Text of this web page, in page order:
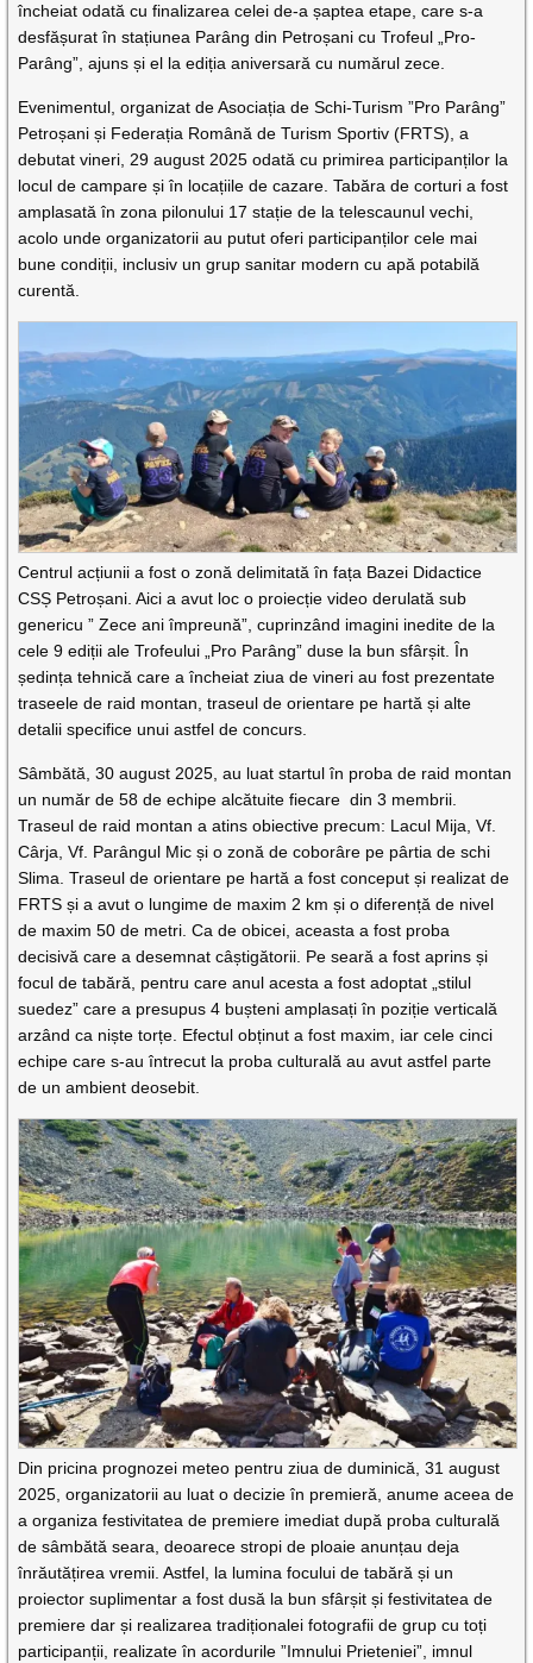
încheiat odată cu finalizarea celei de-a șaptea etape, care s-a
desfășurat în stațiunea Parâng din Petroșani cu Trofeul „Pro-
Parâng”, ajuns și el la ediția aniversară cu numărul zece.
Evenimentul, organizat de Asociația de Schi-Turism ”Pro Parâng”
Petroșani și Federația Română de Turism Sportiv (FRTS), a
debutat vineri, 29 august 2025 odată cu primirea participanților la
locul de campare și în locațiile de cazare. Tabăra de corturi a fost
amplasată în zona pilonului 17 stație de la telescaunul vechi,
acolo unde organizatorii au putut oferi participanților cele mai
bune condiții, inclusiv un grup sanitar modern cu apă potabilă
curentă.
Centrul acțiunii a fost o zonă delimitată în fața Bazei Didactice
CSȘ Petroșani. Aici a avut loc o proiecție video derulată sub
genericu ” Zece ani împreună”, cuprinzând imagini inedite de la
cele 9 ediții ale Trofeului „Pro Parâng” duse la bun sfârșit. În
ședința tehnică care a încheiat ziua de vineri au fost prezentate
traseele de raid montan, traseul de orientare pe hartă și alte
detalii specifice unui astfel de concurs.
Sâmbătă, 30 august 2025, au luat startul în proba de raid montan
un număr de 58 de echipe alcătuite fiecare din 3 membrii.
Traseul de raid montan a atins obiective precum: Lacul Mija, Vf.
Cârja, Vf. Parângul Mic și o zonă de coborâre pe pârtia de schi
Slima. Traseul de orientare pe hartă a fost conceput și realizat de
FRTS și a avut o lungime de maxim 2 km și o diferență de nivel
de maxim 50 de metri. Ca de obicei, aceasta a fost proba
decisivă care a desemnat câștigătorii. Pe seară a fost aprins și
focul de tabără, pentru care anul acesta a fost adoptat „stilul
suedez” care a presupus 4 bușteni amplasați în poziție verticală
arzând ca niște torțe. Efectul obținut a fost maxim, iar cele cinci
echipe care s-au întrecut la proba culturală au avut astfel parte
de un ambient deosebit.
Din pricina prognozei meteo pentru ziua de duminică, 31 august
2025, organizatorii au luat o decizie în premieră, anume aceea de
a organiza festivitatea de premiere imediat după proba culturală
de sâmbătă seara, deoarece stropi de ploaie anunțau deja
înrăutățirea vremii. Astfel, la lumina focului de tabără și un
proiector suplimentar a fost dusă la bun sfârșit și festivitatea de
premiere dar și realizarea tradiționalei fotografii de grup cu toți
participanții, realizate în acordurile ”Imnului Prieteniei”, imnul